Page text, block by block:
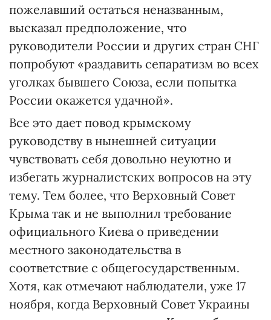
пожелавший остаться неназванным,
высказал предположение, что
руководители России и других стран СНГ
попробуют «раздавить сепаратизм во всех
уголках бывшего Союза, если попытка
России окажется удачной».
Все это дает повод крымскому
руководству в нынешней ситуации
чувствовать себя довольно неуютно и
избегать журналистских вопросов на эту
тему. Тем более, что Верховный Совет
Крыма так и не выполнил требование
официального Киева о приведении
местного законодательства в
соответствие с общегосударственным.
Хотя, как отмечают наблюдатели, уже 17
ноября, когда Верховный Совет Украины